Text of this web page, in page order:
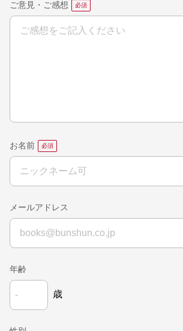
ご意見・ご感想
お名前
メールアドレス
年齢
歳